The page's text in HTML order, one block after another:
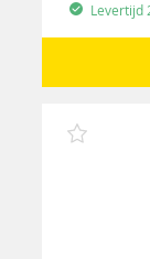
Levertijd